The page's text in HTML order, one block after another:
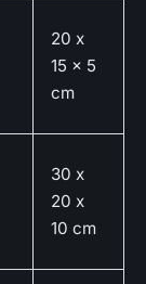
20 x
15 x 5
cm
30 x
20 x
10 cm